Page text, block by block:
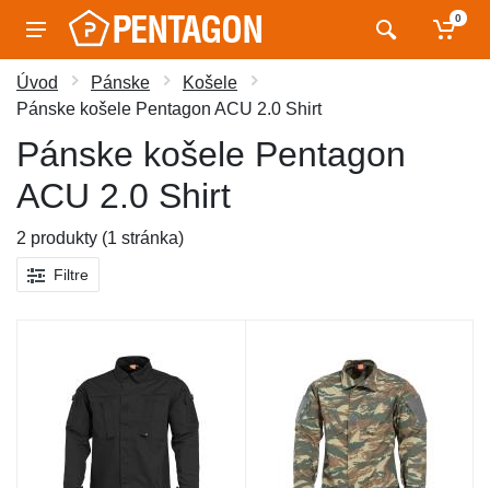
0
Úvod Pánske
Košele
Pánske košele Pentagon ACU 2.0 Shirt
Pánske košele Pentagon
ACU 2.0 Shirt
2 produkty (1 stránka)
Filtre